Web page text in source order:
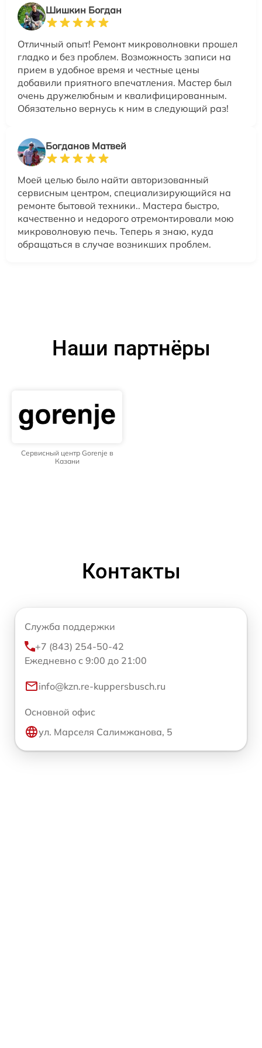
Шишкин Богдан
Отличный опыт! Ремонт микроволновки прошел
гладко и без проблем. Возможность записи на
прием в удобное время и честные цены
добавили приятного впечатления. Мастер был
очень дружелюбным и квалифицированным.
Обязательно вернусь к ним в следующий раз!
Богданов Матвей
Моей целью было найти авторизованный
сервисным центром, специализирующийся на
ремонте бытовой техники.. Мастера быстро,
качественно и недорого отремонтировали мою
микроволновую печь. Теперь я знаю, куда
обращаться в случае возникших проблем.
Наши партнёры
Сервисный центр Gorenje в
Казани
Контакты
Служба поддержки
+7 (843) 254-50-42
Ежедневно с 9:00 до 21:00
info@kzn.re-kuppersbusch.ru
Основной офис
ул. Марселя Салимжанова, 5